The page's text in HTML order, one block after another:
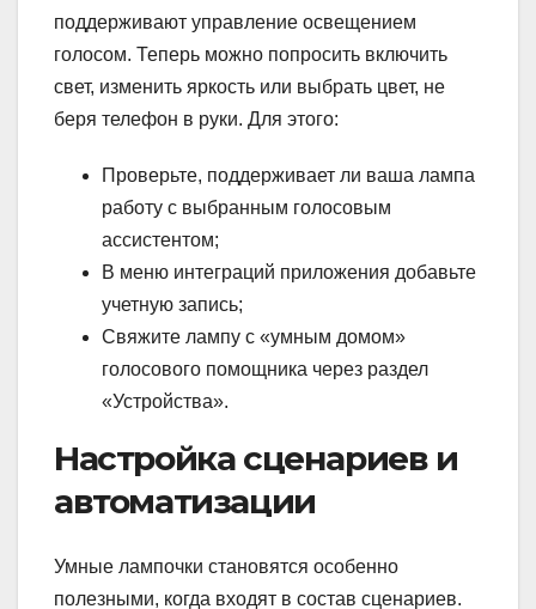
поддерживают управление освещением
голосом. Теперь можно попросить включить
свет, изменить яркость или выбрать цвет, не
беря телефон в руки. Для этого:
Проверьте, поддерживает ли ваша лампа
работу с выбранным голосовым
ассистентом;
В меню интеграций приложения добавьте
учетную запись;
Свяжите лампу с «умным домом»
голосового помощника через раздел
«Устройства».
Настройка сценариев и
автоматизации
Умные лампочки становятся особенно
полезными, когда входят в состав сценариев.